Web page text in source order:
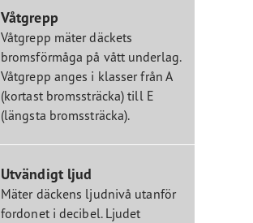
Våtgrepp
Våtgrepp mäter däckets
bromsförmåga på vått underlag.
Våtgrepp anges i klasser från A
(kortast bromssträcka) till E
(längsta bromssträcka).
Utvändigt ljud
Mäter däckens ljudnivå utanför
fordonet i decibel. Ljudet